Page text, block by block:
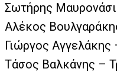
Σωτήρης
Αλέκος
Γιώργος Αγγελάκης
Τάσος Βαλκάνης –